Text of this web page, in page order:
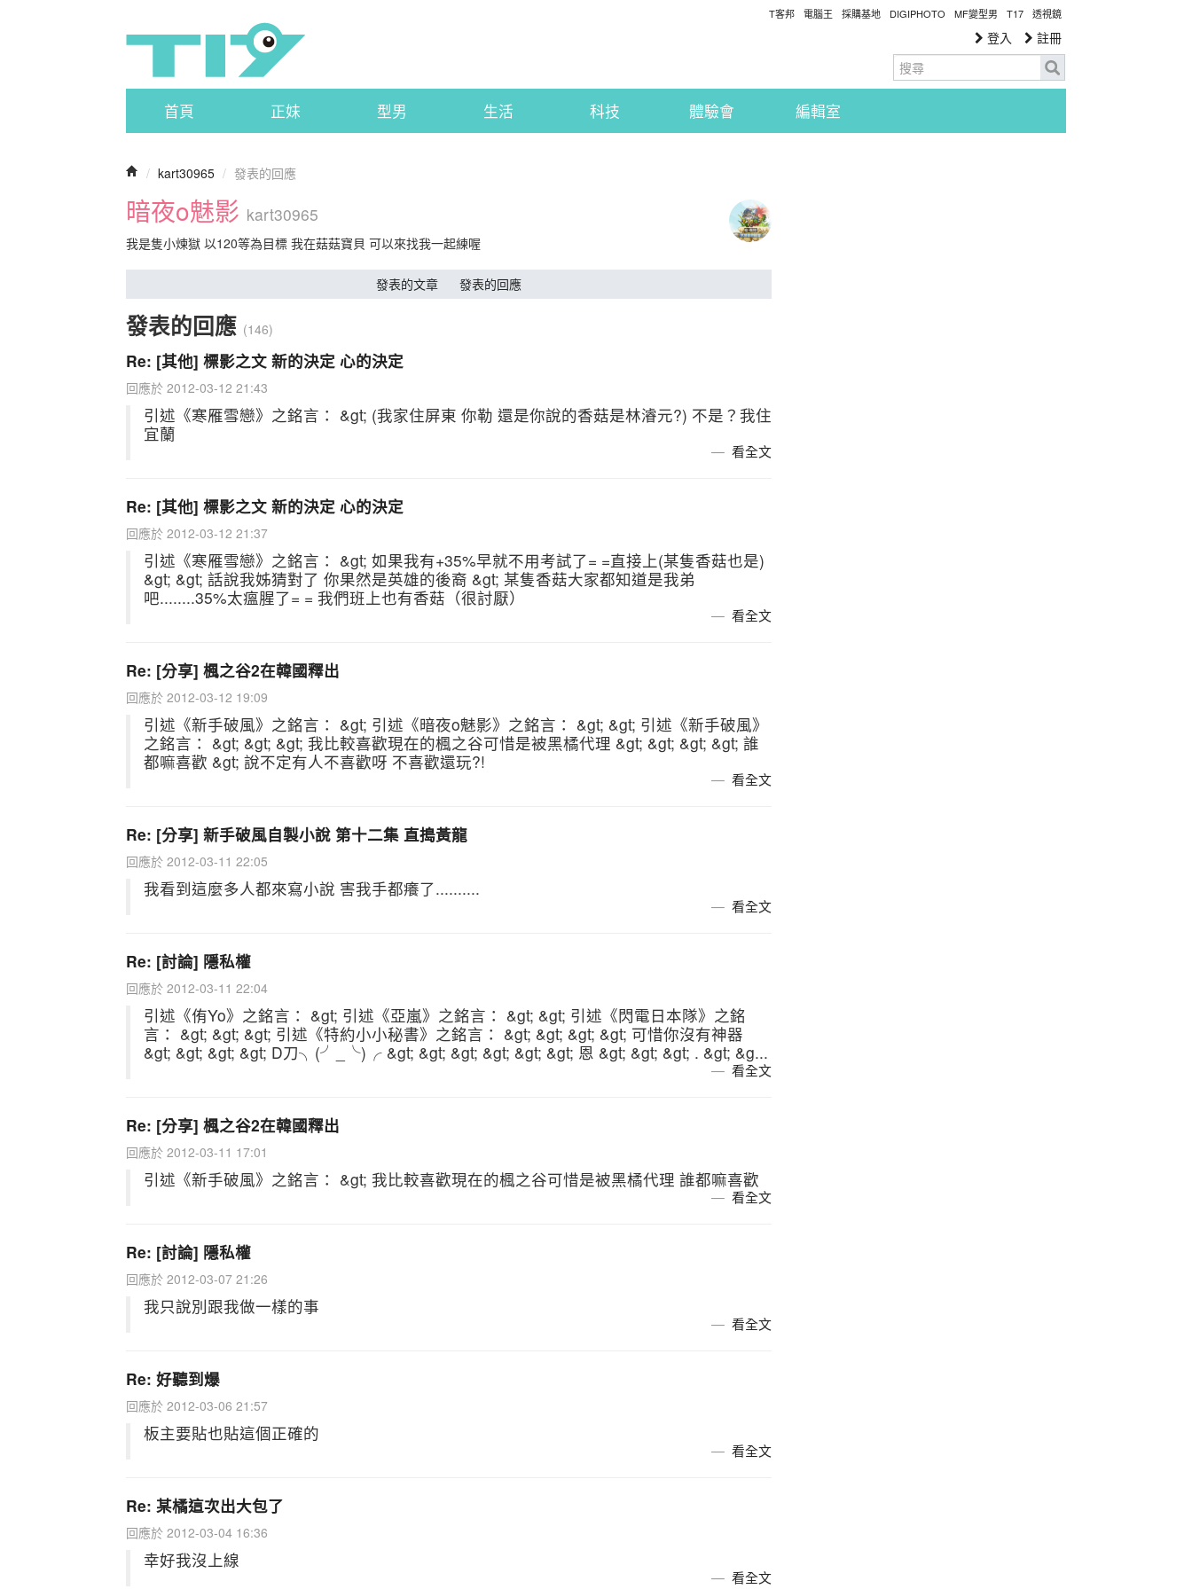
T客邦 電腦王 採購基地 DIGIPHOTO MF變型男 T17 透視鏡
登入 註冊
首頁 正妹 型男 生活 科技 體驗會 編輯室
/ kart30965 / 發表的回應
暗夜o魅影 kart30965
我是隻小煉獄 以120等為目標 我在菇菇寶貝 可以來找我一起練喔
發表的文章 發表的回應
發表的回應 (146)
Re: [其他] 標影之文 新的決定 心的決定
回應於 2012-03-12 21:43
引述《寒雁雪戀》之銘言： &gt; (我家住屏東 你勒 還是你說的香菇是林濬元?) 不是？我住
宜蘭
看全文
Re: [其他] 標影之文 新的決定 心的決定
回應於 2012-03-12 21:37
引述《寒雁雪戀》之銘言： &gt; 如果我有+35%早就不用考試了= =直接上(某隻香菇也是)
&gt; &gt; 話說我姊猜對了 你果然是英雄的後裔 &gt; 某隻香菇大家都知道是我弟
吧........35%太瘟腥了= = 我們班上也有香菇（很討厭）
看全文
Re: [分享] 楓之谷2在韓國釋出
回應於 2012-03-12 19:09
引述《新手破風》之銘言： &gt; 引述《暗夜o魅影》之銘言： &gt; &gt; 引述《新手破風》
之銘言： &gt; &gt; &gt; 我比較喜歡現在的楓之谷可惜是被黑橘代理 &gt; &gt; &gt; &gt; 誰
都嘛喜歡 &gt; 說不定有人不喜歡呀 不喜歡還玩?!
看全文
Re: [分享] 新手破風自製小說 第十二集 直搗黃龍
回應於 2012-03-11 22:05
我看到這麼多人都來寫小說 害我手都癢了..........
看全文
Re: [討論] 隱私權
回應於 2012-03-11 22:04
引述《侑Yo》之銘言： &gt; 引述《亞嵐》之銘言： &gt; &gt; 引述《閃電日本隊》之銘
言： &gt; &gt; &gt; 引述《特約小小秘書》之銘言： &gt; &gt; &gt; &gt; 可惜你沒有神器
&gt; &gt; &gt; &gt; D刀╮(╯_╰)╭ &gt; &gt; &gt; &gt; &gt; &gt; 恩 &gt; &gt; &gt; . &gt; &g...
看全文
Re: [分享] 楓之谷2在韓國釋出
回應於 2012-03-11 17:01
引述《新手破風》之銘言： &gt; 我比較喜歡現在的楓之谷可惜是被黑橘代理 誰都嘛喜歡
看全文
Re: [討論] 隱私權
回應於 2012-03-07 21:26
我只說別跟我做一樣的事
看全文
Re: 好聽到爆
回應於 2012-03-06 21:57
板主要貼也貼這個正確的
看全文
Re: 某橘這次出大包了
回應於 2012-03-04 16:36
幸好我沒上線
看全文